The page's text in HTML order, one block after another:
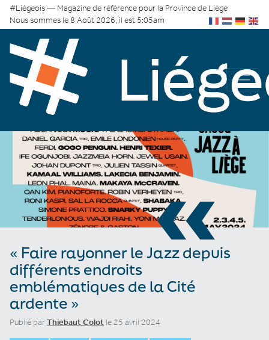
#Liégeois — Magazine de référence pour la Province de Liège
Nous sommes le 8 Août 2026, il est 5:05am
«
« Faire rayonner le Jazz depuis
différents endroits
emblématiques de la Cité
ardente »
Publié parThiebaut Colot le 25 avril 2024